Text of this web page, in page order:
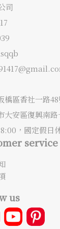
司
橋區香社一路48
大安區復興南
，國定假日
service
us